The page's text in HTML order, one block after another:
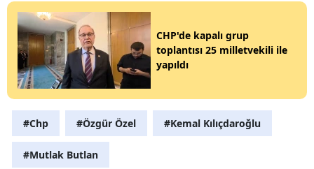
CHP'de kapalı grup
toplantısı 25 milletvekili ile
yapıldı
#Chp #Özgür Özel #Kemal Kılıçdaroğlu
#Mutlak Butlan